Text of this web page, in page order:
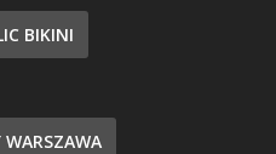
BIKINI